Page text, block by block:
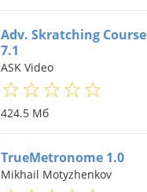
Adv. Skratching Course
7.1
ASK Video
424.5 Мб
TrueMetronome 1.0
Mikhail Motyzhenkov